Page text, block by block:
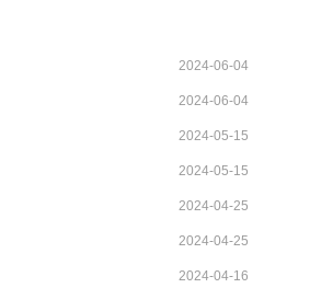
2024-06-04
2024-06-04
2024-05-15
2024-05-15
2024-04-25
2024-04-25
2024-04-16